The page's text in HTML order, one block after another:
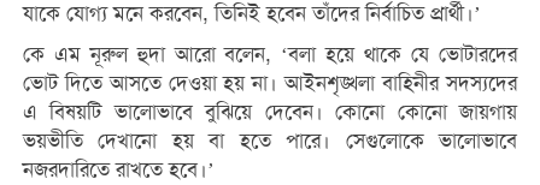
যাকে যোগ্য মনে করবেন, তিনিই হবেন তাঁদের নির্বাচিত প্রার্থী।’
কে এম নূরুল হুদা আরো বলেন, ‘বলা হয়ে থাকে যে ভোটারদের
ভোট দিতে আসতে দেওয়া হয় না। আইনশৃঙ্খলা বাহিনীর সদস্যদের
এ বিষয়টি ভালোভাবে বুঝিয়ে দেবেন। কোনো কোনো জায়গায়
ভয়ভীতি দেখানো হয় বা হতে পারে। সেগুলোকে ভালোভাবে
নজরদারিতে রাখতে হবে।’